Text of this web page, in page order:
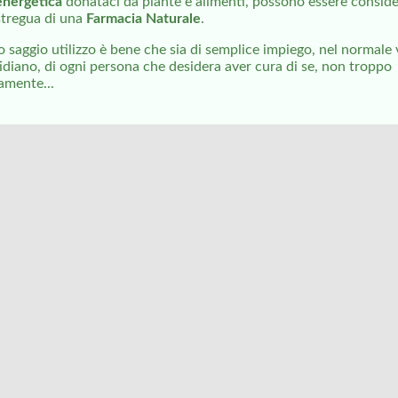
di una Farmacia Naturale.
saggio utilizzo è bene che sia di semplice impiego, nel normale
di ogni persona che desidera aver cura di se, non troppo